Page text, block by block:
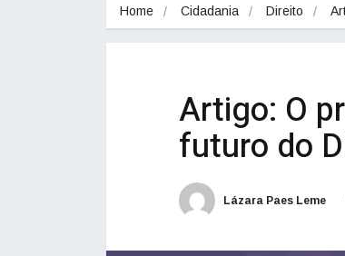
Home Cidadania Direito
Artigo: O
futuro do
Lázara Paes Leme